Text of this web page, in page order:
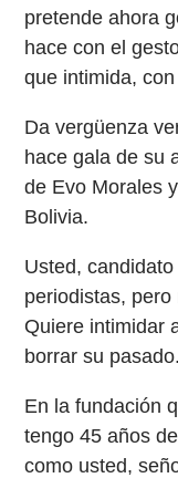
pretende ahora
hace con el
que intimida,
Da vergüenza
hace gala de su
de Evo Morales
Bolivia.
Usted,
periodistas,
Quiere intimidar
borrar su pasado.
En la fundación
tengo 45 años
como usted,